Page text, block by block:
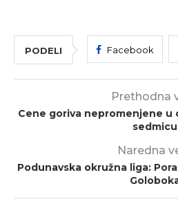
PODELI Facebook
Prethodna
Cene goriva nepromenjene
sedmicu
Naredna
Podunavska okružna liga: